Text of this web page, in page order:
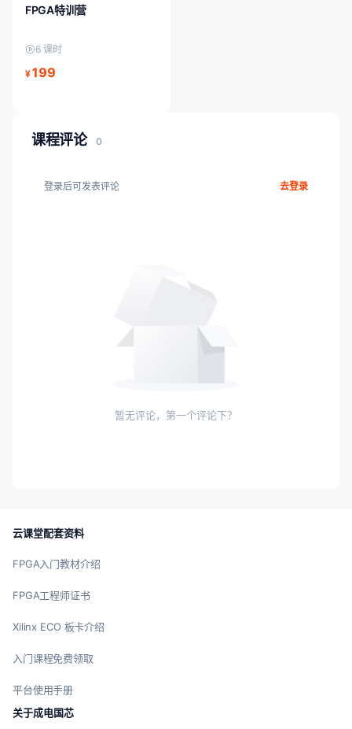
FPGA特训营
6 课时
¥199
课程评论 0
登录后可发表评论 去登录
暂无评论，第一个评论下？
云课堂配套资料
FPGA入门教材介绍
FPGA工程师证书
Xilinx ECO 板卡介绍
入门课程免费领取
平台使用手册
关于成电国芯